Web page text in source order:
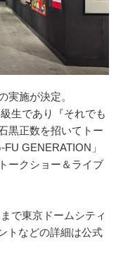
実施が決定。
生であり『それでも
黒正数を招いてトー
GENERATION」
ークショー＆ライブ
で東京ドームシティ
トなどの詳細は公式